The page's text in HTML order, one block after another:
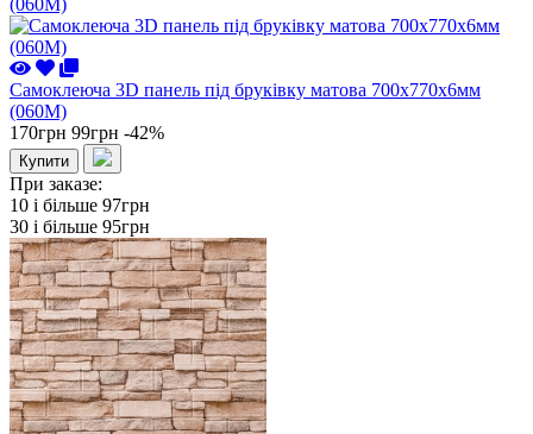
Самоклеюча 3D панель під бруківку матова 700x770x6мм
(060M)
170грн 99грн -42%
Купити
При заказе:
10 i більше 97грн
30 i більше 95грн